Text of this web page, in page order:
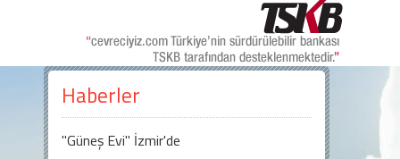
Haberler
"Güneş Evi" İzmir'de